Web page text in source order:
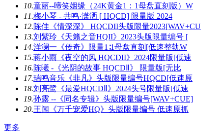
10.童丽--啼笑姻缘（24K黄金1：1母盘直刻版）W
11.梅小琴 - 共鸣·潇洒 [ HQCD] 限量版 2024
12.陈佳《情深深》 HQCDII头版限量2023[WAV+CU
13.刘紫玲《天籁之音HQII》2023头版限量编号 [
14.洋澜一《传奇》限量1∶1母盘直刻[低速整轨W
15.蒋小雨《夜空的风 HQCDII》2024限量版[低速
16.陈曦 -《光阴的故事 HQCDⅡ》 限量版[无比
17.瑞鸣音乐《非凡》头版限量编号HQCD[低速原
18.刘亮鹭《最爱HQCDⅡ》2024头号限量版[低速
19.孙露 --《同名专辑》头版限量编号[WAV+CUE]
20.王闻《万千宠爱HQ》头版限量编号 低速原抓
更多